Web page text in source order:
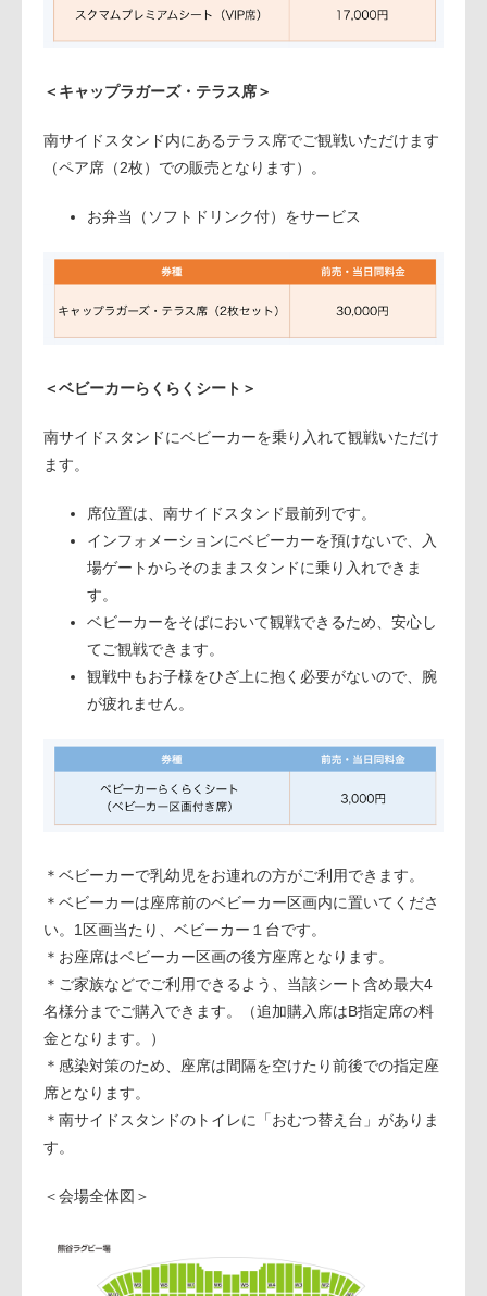
＜キャップラガーズ・テラス席＞
南サイドスタンド内にあるテラス席でご観戦いただけます
（ペア席（2枚）での販売となります）。
お弁当（ソフトドリンク付）をサービス
＜ベビーカーらくらくシート＞
南サイドスタンドにベビーカーを乗り入れて観戦いただけ
ます。
席位置は、南サイドスタンド最前列です。
インフォメーションにベビーカーを預けないで、入
場ゲートからそのままスタンドに乗り入れできま
す。
ベビーカーをそばにおいて観戦できるため、安心し
てご観戦できます。
観戦中もお子様をひざ上に抱く必要がないので、腕
が疲れません。
＊ベビーカーで乳幼児をお連れの方がご利用できます。
＊ベビーカーは座席前のベビーカー区画内に置いてくださ
い。1区画当たり、ベビーカー１台です。
＊お座席はベビーカー区画の後方座席となります。
＊ご家族などでご利用できるよう、当該シート含め最大4
名様分までご購入できます。（追加購入席はB指定席の料
金となります。）
＊感染対策のため、座席は間隔を空けたり前後での指定座
席となります。
＊南サイドスタンドのトイレに「おむつ替え台」がありま
す。
＜会場全体図＞